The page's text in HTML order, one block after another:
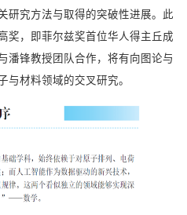
研究方法与取得的突破性进展。此
奖，即菲尔兹奖首位华人得主丘成
潘锋教授团队合作，将有向图论与
与材料领域的交叉研究。